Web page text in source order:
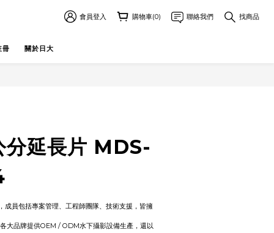
會員登入 購物車(0) 聯絡我們 找商品
冊 關於日大
延長片 MDS-
成員包括專案管理、工程師團隊、技術支援，皆擁
大品牌提供OEM / ODM水下攝影設備生產，還以